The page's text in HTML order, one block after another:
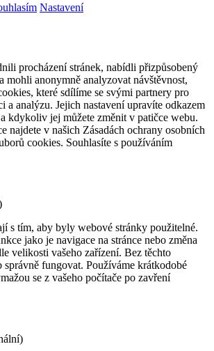
Nastavení
procházení stránek, nabídli přizpůsobený
mohli anonymně analyzovat návštěvnost,
které sdílíme se svými partnery pro
a analýzu. Jejich nastavení upravíte odkazem
kdykoliv jej můžete změnit v patičce webu.
najdete v našich Zásadách ochrany osobních
cookies. Souhlasíte s používáním
s tím, aby byly webové stránky použitelné.
jako je navigace na stránce nebo změna
velikosti vašeho zařízení. Bez těchto
správně fungovat. Používáme krátkodobé
se z vašeho počítače po zavření